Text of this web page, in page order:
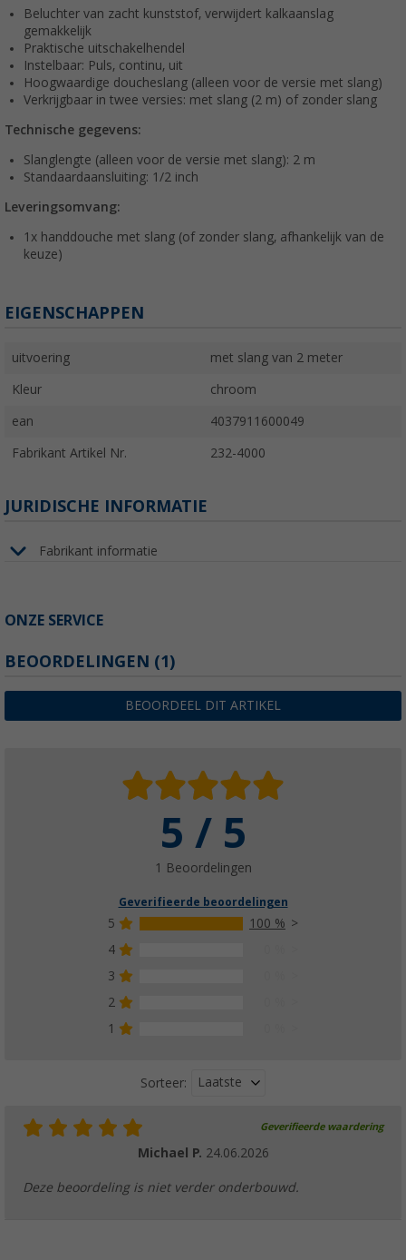
Beluchter van zacht kunststof, verwijdert kalkaanslag
gemakkelijk
Praktische uitschakelhendel
Instelbaar: Puls, continu, uit
Hoogwaardige doucheslang (alleen voor de versie met slang)
Verkrijgbaar in twee versies: met slang (2 m) of zonder slang
Technische gegevens:
Slanglengte (alleen voor de versie met slang): 2 m
Standaardaansluiting: 1/2 inch
Leveringsomvang:
1x handdouche met slang (of zonder slang, afhankelijk van de
keuze)
EIGENSCHAPPEN
uitvoering met slang van 2 meter
Kleur chroom
ean 4037911600049
Fabrikant Artikel Nr. 232-4000
JURIDISCHE INFORMATIE
Fabrikant informatie
ONZE SERVICE
BEOORDELINGEN (1)
BEOORDEEL DIT ARTIKEL
5 / 5
1 Beoordelingen
Geverifieerde beoordelingen
5
100 %
4
3
2
1
Sorteer: Laatste
Geverifieerde waardering
Michael P. 24.06.2026
Deze beoordeling is niet verder onderbouwd.